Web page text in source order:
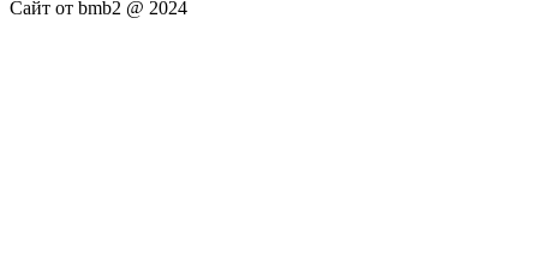
Сайт от bmb2 @ 2024